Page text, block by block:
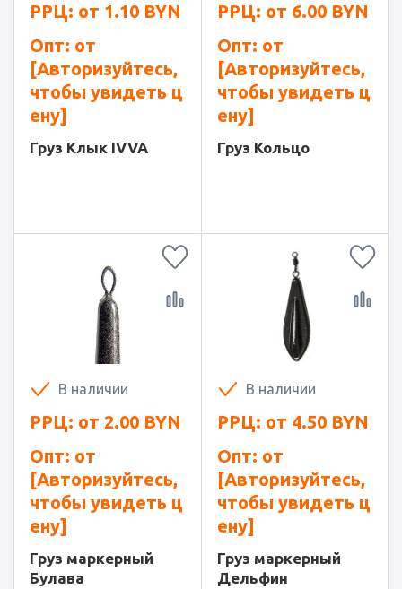
РРЦ: от 1.10 BYN
Опт: от
[Авторизуйтесь,
чтобы увидеть ц
ену]
Груз Клык IVVA
РРЦ: от 6.00 BYN
Опт: от
[Авторизуйтесь,
чтобы увидеть ц
ену]
Груз Кольцо
В наличии
РРЦ: от 2.00 BYN
Опт: от
[Авторизуйтесь,
чтобы увидеть ц
ену]
Груз маркерный
Булава
В наличии
РРЦ: от 4.50 BYN
Опт: от
[Авторизуйтесь,
чтобы увидеть ц
ену]
Груз маркерный
Дельфин